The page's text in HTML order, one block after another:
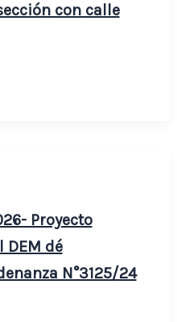
con calle
Proyecto
DEM dé
N°3125/24